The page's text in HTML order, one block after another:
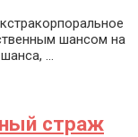
шансом на
...
страж